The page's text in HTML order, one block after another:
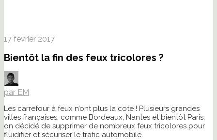
17 février 2017
Bientôt la fin des feux tricolores ?
par EM
Les carrefour à feux n’ont plus la cote ! Plusieurs grandes
villes françaises, comme Bordeaux, Nantes et bientôt Paris,
on décidé de supprimer de nombreux feux tricolores pour
fluidifier et sécuriser le trafic automobile.